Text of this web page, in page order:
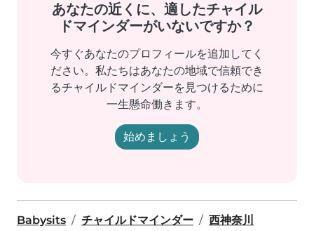
あなたの近くに、適したチャイル
ドマインダーがいないですか？
今すぐあなたのプロフィールを追加してく
ださい。私たちはあなたの地域で信頼でき
るチャイルドマインダーを見つけるために
一生懸命働きます。
始めましょう
Babysits チャイルドマインダー 西神奈川